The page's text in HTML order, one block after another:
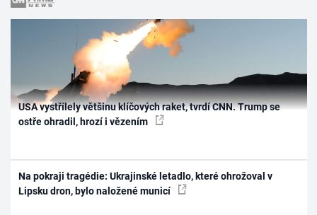
USA vystřílely většinu klíčových raket, tvrdí CNN. Trump se
ostře ohradil, hrozí i vězením
Na pokraji tragédie: Ukrajinské letadlo, které ohrožoval v
Lipsku dron, bylo naložené municí